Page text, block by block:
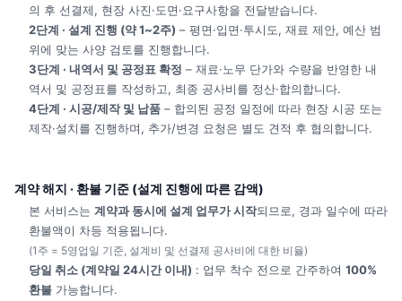
전문 설치 시공
중량물 반입 계획 수립
크레인, 지게차 등 장비 활용 설치
베이스플레이트 고정 / 앵커 체결
조각상 수평·수직 정밀 조정
조립형 조형물의 현장 조인트 마감
2. 제품 특징
① 작품성과 완성도를 동시에 갖춘 제작
의 후 선결제, 현장 사진·도면·요구사항을 전달받습니다.
2단계 · 설계 진행 (약 1~2주) – 평면·입면·투시도, 재료 제안, 예산 범
위에 맞는 사양 검토를 진행합니다.
3단계 · 내역서 및 공정표 확정 – 재료·노무 단가와 수량을 반영한 내
역서 및 공정표를 작성하고, 최종 공사비를 정산·합의합니다.
4단계 · 시공/제작 및 납품 – 합의된 공정 일정에 따라 현장 시공 또는
제작·설치를 진행하며, 추가/변경 요청은 별도 견적 후 협의합니다.
계약 해지 · 환불 기준 (설계 진행에 따른 감액)
본 서비스는 계약과 동시에 설계 업무가 시작되므로, 경과 일수에 따라
환불액이 차등 적용됩니다.
(1주 = 5영업일 기준, 설계비 및 선결제 공사비에 대한 비율)
당일 취소 (계약일 24시간 이내) : 업무 착수 전으로 간주하여 100%
환불 가능합니다.